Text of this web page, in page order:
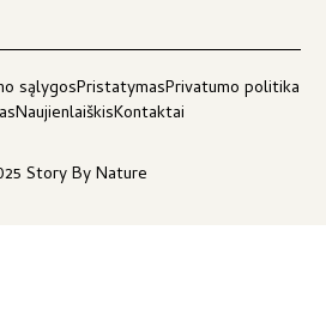
Story By Nature
sąlygosPristatymasPrivatumo politika
NaujienlaiškisKontaktai